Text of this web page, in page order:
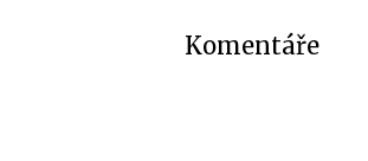
Komentáře